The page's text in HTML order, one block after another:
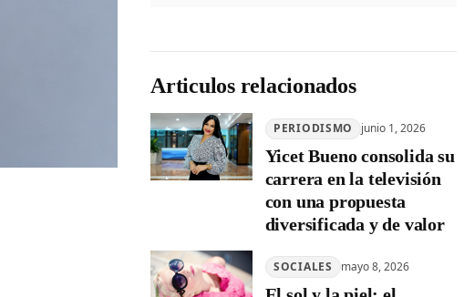
Articulos relacionados
PERIODISMO junio 1, 2026
Yicet Bueno consolida su
carrera en la televisión
con una propuesta
diversificada y de valor
SOCIALES mayo 8, 2026